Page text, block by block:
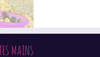
MAINS